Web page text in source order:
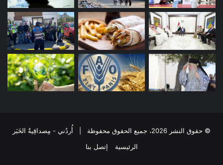
© حقوق النشر 2026، جميع الحقوق محفوظة | أُردُني - مِصداقِيةُ الخَبَر
الرئيسية
إتصل بنا